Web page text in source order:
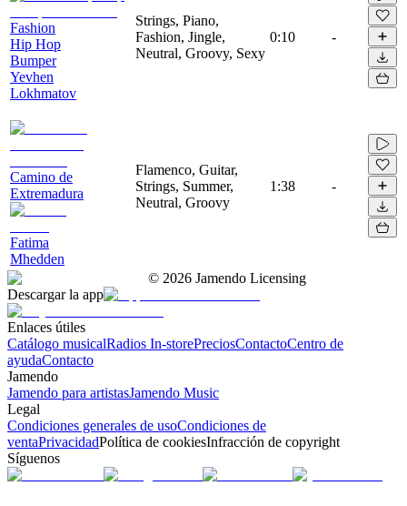
Fashion
Hip Hop
Bumper
Yevhen
Lokhmatov
Strings, Piano,
Fashion, Jingle,
Neutral, Groovy, Sexy
0:10 -
Camino de
Extremadura
Fatima
Mhedden
Flamenco, Guitar,
Strings, Summer,
Neutral, Groovy
1:38 -
© 2026 Jamendo Licensing
Descargar la app
Enlaces útiles
Catálogo musicalRadios In-storePreciosContactoCentro de
ayudaContacto
Jamendo
Jamendo para artistasJamendo Music
Legal
Condiciones generales de usoCondiciones de
ventaPrivacidadPolítica de cookiesInfracción de copyright
Síguenos